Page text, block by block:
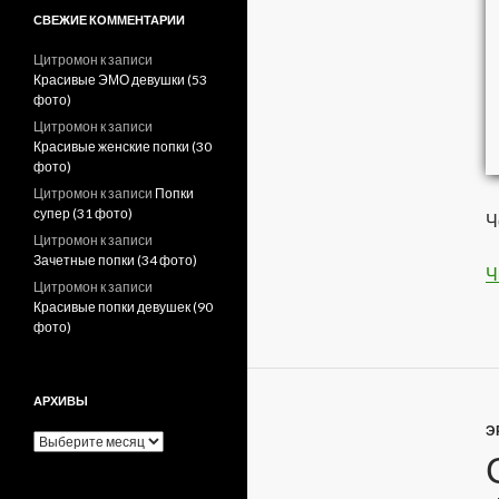
СВЕЖИЕ КОММЕНТАРИИ
Цитромон к записи
Красивые ЭМО девушки (53
фото)
Цитромон к записи
Красивые женские попки (30
фото)
Цитромон к записи Попки
супер (31 фото)
Цитромон к записи
Зачетные попки (34 фото)
Цитромон к записи
Красивые попки девушек (90
фото)
АРХИВЫ
А